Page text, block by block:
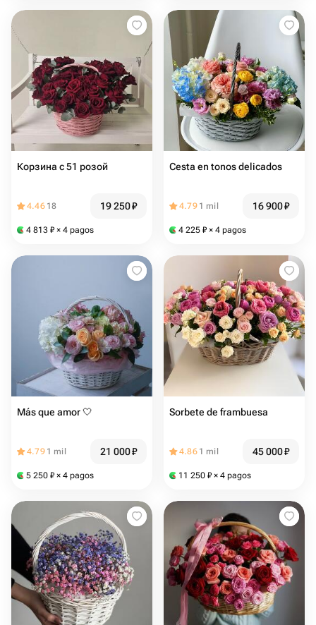
Корзина с 51 розой
4.46 18 19 250₽
4 813 ₽ × 4 pagos
Cesta en tonos delicados
4.79 1 mil 16 900₽
4 225 ₽ × 4 pagos
Más que amor 🤍
4.79 1 mil 21 000₽
5 250 ₽ × 4 pagos
Sorbete de frambuesa
4.86 1 mil 45 000₽
11 250 ₽ × 4 pagos